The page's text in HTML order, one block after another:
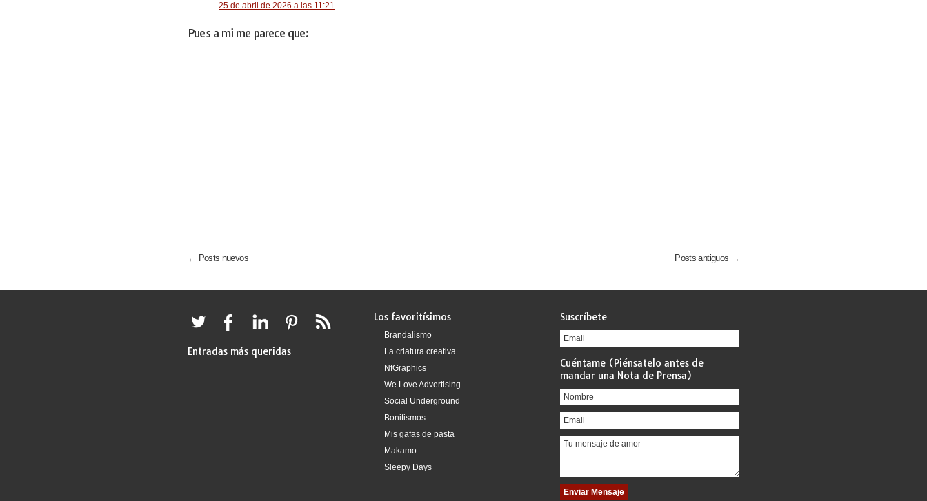
25 de abril de 2026 a las 11:21
Pues a mi me parece que:
← Posts nuevos Posts antiguos →
Entradas más queridas
Los favoritísimos
Brandalismo
La criatura creativa
NfGraphics
We Love Advertising
Social Underground
Bonitismos
Mis gafas de pasta
Makamo
Sleepy Days
Suscríbete
Cuéntame (Piénsatelo antes de
mandar una Nota de Prensa)